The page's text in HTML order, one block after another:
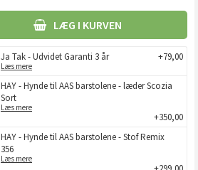
LÆG I KURVEN
Ja Tak - Udvidet Garanti 3 år
Læs mere
+79,00
HAY - Hynde til AAS barstolene - læder Scozia
Sort
Læs mere
+350,00
HAY - Hynde til AAS barstolene - Stof Remix
356
Læs mere